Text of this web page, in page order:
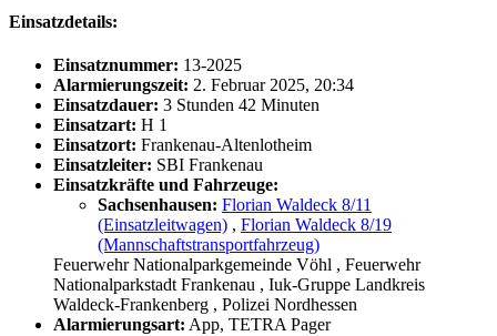
Einsatzdetails:
Einsatznummer: 13-2025
Alarmierungszeit: 2. Februar 2025, 20:34
Einsatzdauer: 3 Stunden 42 Minuten
Einsatzart: H 1
Einsatzort: Frankenau-Altenlotheim
Einsatzleiter: SBI Frankenau
Einsatzkräfte und Fahrzeuge:
Sachsenhausen: Florian Waldeck 8/11
(Einsatzleitwagen) , Florian Waldeck 8/19
(Mannschaftstransportfahrzeug)
Feuerwehr Nationalparkgemeinde Vöhl , Feuerwehr
Nationalparkstadt Frankenau , Iuk-Gruppe Landkreis
Waldeck-Frankenberg , Polizei Nordhessen
Alarmierungsart: App, TETRA Pager